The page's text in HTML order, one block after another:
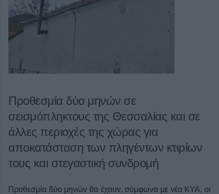
Προθεσμία δύο μηνών σε
σεισμόπληκτους της Θεσσαλίας και σε
άλλες περιοχές της χώρας για
αποκατάσταση των πληγέντων κτιρίων
τους και στεγαστική συνδρομή
Προθεσμία δύο μηνών θα έχουν, σύμφωνα με νέα ΚΥΑ, οι